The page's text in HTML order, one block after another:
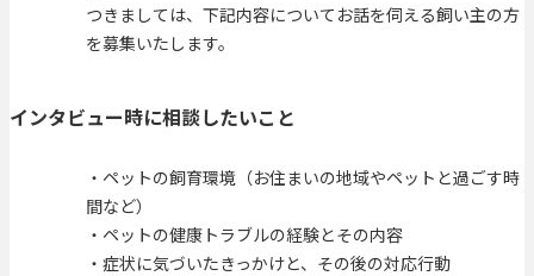
つきましては、下記内容についてお話を伺える飼い主の方
を募集いたします。
インタビュー時に相談したいこと
・ペットの飼育環境（お住まいの地域やペットと過ごす時
間など）
・ペットの健康トラブルの経験とその内容
・症状に気づいたきっかけと、その後の対応行動